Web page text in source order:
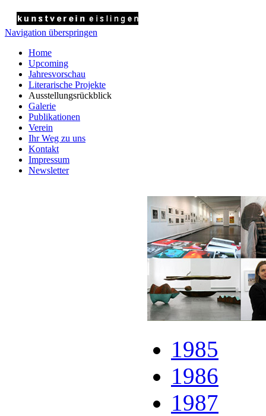
Navigation überspringen
Home
Upcoming
Jahresvorschau
Literarische Projekte
Ausstellungsrückblick
Galerie
Publikationen
Verein
Ihr Weg zu uns
Kontakt
Impressum
Newsletter
1985
1986
1987